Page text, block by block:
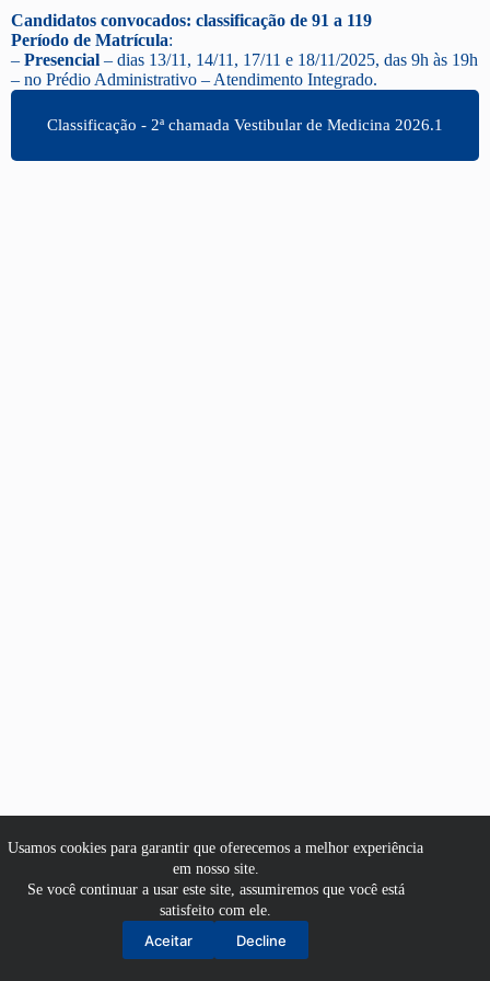
Usamos cookies para garantir que oferecemos a melhor experiência
em nosso site.
Se você continuar a usar este site, assumiremos que você está
satisfeito com ele.
Aceitar Decline
Candidatos convocados: classificação de 91 a 119
Período de Matrícula:
– Presencial – dias 13/11, 14/11, 17/11 e 18/11/2025, das 9h às 19h
– no Prédio Administrativo – Atendimento Integrado.
Classificação - 2ª chamada Vestibular de Medicina 2026.1